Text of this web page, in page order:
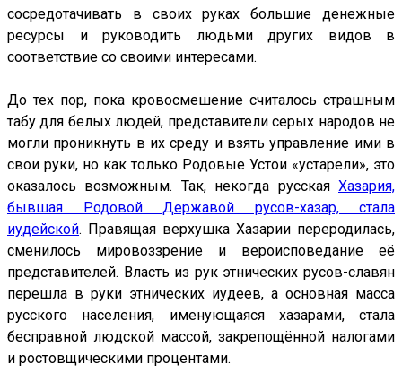
сосредотачивать в своих руках большие денежные
ресурсы и руководить людьми других видов в
соответствие со своими интересами.
До тех пор, пока кровосмешение считалось страшным
табу для белых людей, представители серых народов не
могли проникнуть в их среду и взять управление ими в
свои руки, но как только Родовые Устои «устарели», это
оказалось возможным. Так, некогда русская Хазария,
бывшая Родовой Державой русов-хазар, стала
иудейской. Правящая верхушка Хазарии переродилась,
сменилось мировоззрение и вероисповедание её
представителей. Власть из рук этнических русов-славян
перешла в руки этнических иудеев, а основная масса
русского населения, именующаяся хазарами, стала
бесправной людской массой, закрепощённой налогами
и ростовщическими процентами.